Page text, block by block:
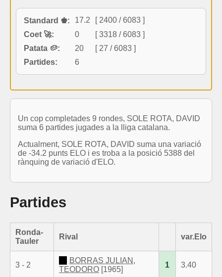
Standard ♚: 17.2
[ 2400 / 6083 ]
Coet 🚀:
0
[ 3318 / 6083 ]
Patata 🥔:
20
[ 27 / 6083 ]
Partides:
6
Un cop completades 9 rondes, SOLE ROTA, DAVID
suma 6 partides jugades a la lliga catalana.
Actualment, SOLE ROTA, DAVID suma una variació
de -34.2 punts ELO i es troba a la posició 5388 del
rànquing de variació d'ELO.
Partides
Ronda-
Tauler
Rival var.Elo
3 - 2
BORRAS JULIAN,
TEODORO [1965]
1 3.40